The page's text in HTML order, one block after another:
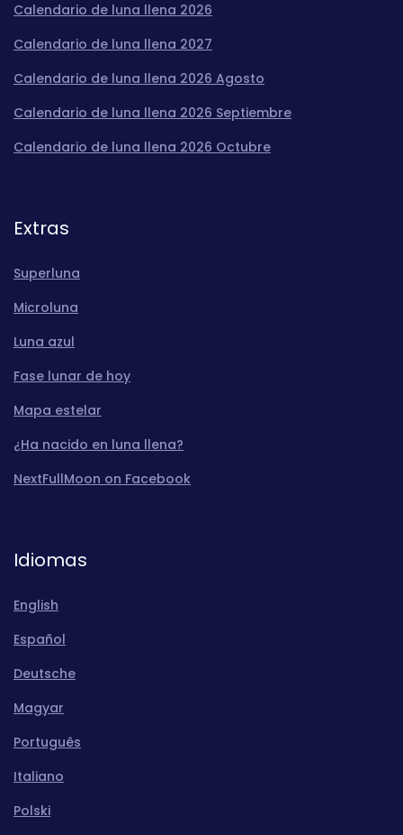
Calendario de luna llena 2026
Calendario de luna llena 2027
Calendario de luna llena 2026 Agosto
Calendario de luna llena 2026 Septiembre
Calendario de luna llena 2026 Octubre
Extras
Superluna
Microluna
Luna azul
Fase lunar de hoy
Mapa estelar
¿Ha nacido en luna llena?
NextFullMoon on Facebook
Idiomas
English
Español
Deutsche
Magyar
Português
Italiano
Polski